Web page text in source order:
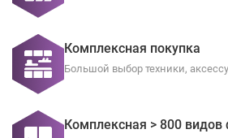
Комплексная покупка
Большой выбор техники,
Комплексная > 800 видов